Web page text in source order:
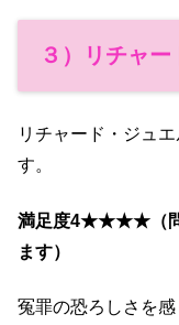
３）リチャ
リチャード・ジュ
す。
満足度4★★★★（問
ます）
冤罪の恐ろしさを感